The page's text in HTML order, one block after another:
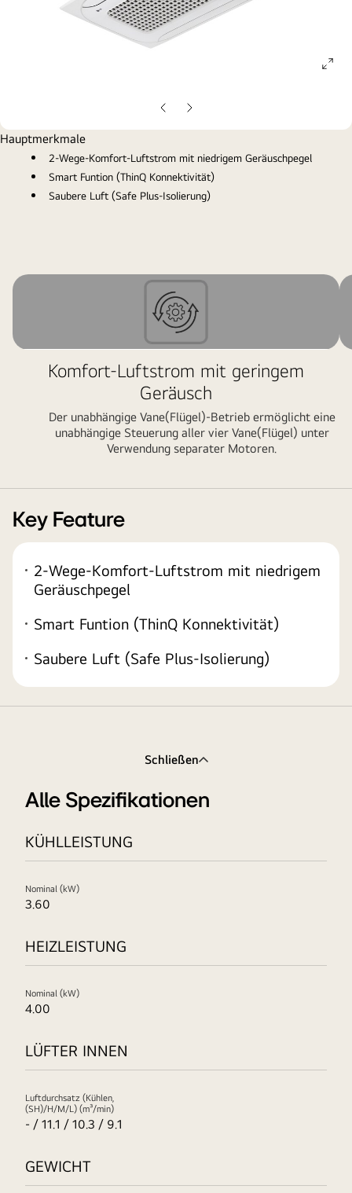
Vorherige
Folie
Nächste
Folie
Hauptmerkmale
2-Wege-Komfort-Luftstrom mit niedrigem Geräuschpegel
Smart Funtion (ThinQ Konnektivität)
Saubere Luft (Safe Plus-Isolierung)
Komfort-Luftstrom mit geringem
Geräusch
Der unabhängige Vane(Flügel)-Betrieb ermöglicht eine
unabhängige Steuerung aller vier Vane(Flügel) unter
Verwendung separater Motoren.
Key Feature
2-Wege-Komfort-Luftstrom mit niedrigem
Geräuschpegel
Smart Funtion (ThinQ Konnektivität)
Saubere Luft (Safe Plus-Isolierung)
Schließen
Alle Spezifikationen
KÜHLLEISTUNG
Nominal (kW)
3.60
HEIZLEISTUNG
Nominal (kW)
4.00
LÜFTER INNEN
Luftdurchsatz (Kühlen,
(SH)/H/M/L) (m³/min)
- / 11.1 / 10.3 / 9.1
GEWICHT